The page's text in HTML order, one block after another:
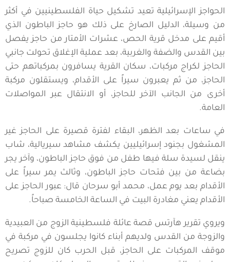
الحواجز الإسرائيلية تعيد تشكيل حياة الفلسطينيين في أكثر
من وسيلة، الدليل الصارخ على ذلك هو حاجز الباطون الذي
أقيم على مدخل قرية الحص، عشرات الأمتار من حاجز يفصل
بين القدس والضفة والغربية، بعد عملية الإغلاق تحولت جانبي
الحاجز لكراج مركبات، سكان القرية يسافرون بمركباتهم حتى
الحاجز، من ثم يعبرون سيراً على الأقدام، ويستقلون مركبة
أخرى من الجانب الآخر للحاجز، أو الانتقال عبر المواصلات
العامة.
في ساعات بعد الظهر، البقاء لفترة قصيرة على الحاجز غير
المشغول بجنود إسرائيليين يكشف مشاهد سيريالية، شاب
ينقل لسيدة سلة فيها طفل من فوق حاجز الباطون، وآخر يجر
بضاعة من بين فتحات حاجز الباطون، وثالث يمر سيراً على
الأقدام بعد يوم عمل، محمد أبو سرحان قال: عبور الحاجز على
الأقدام يعني مغادرة البيت في الساعة الخامسة صباحاً.
ويروي تقرير هآرتس قصة عائلة فلسطينية الزوج من العبيدية
والزوجة من القدس ولديهم أبناء كانوا يجلسون في مركبة في
موقف المركبات على الحاجز، قبل الحرب كان للزوج تصريح